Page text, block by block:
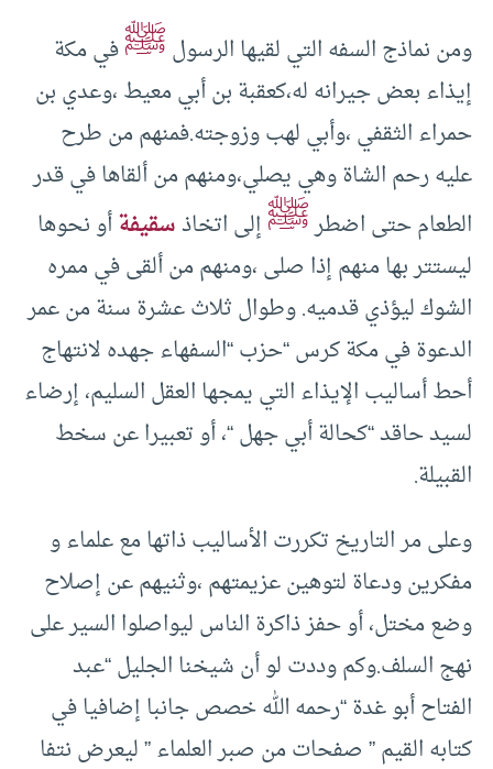
ومن نماذج السفه التي لقيها الرسولﷺفي مكة
إيذاء بعض جيرانه له،كعقبة بن أبي معيط ،وعدي بن
حمراء الثقفي ،وأبي لهب وزوجته.فمنهم من طرح
عليه رحم الشاة وهي يصلي،ومنهم من ألقاها في قدر
الطعام حتى اضطرﷺإلى اتخاذسقيفةأو نحوها
ليستتر بها منهم إذا صلى ،ومنهم من ألقى في ممره
الشوك ليؤذي قدميه. وطوال ثلاث عشرة سنة من عمر
الدعوة في مكة كرس “حزب “السفهاء جهده لانتهاج
أحط أساليب الإيذاء التي يمجها العقل السليم، إرضاء
لسيد حاقد “كحالة أبي جهل “، أو تعبيرا عن سخط
القبيلة.
وعلى مر التاريخ تكررت الأساليب ذاتها مع علماء و
مفكرين ودعاة لتوهين عزيمتهم ،وثنيهم عن إصلاح
وضع مختل، أو حفز ذاكرة الناس ليواصلوا السير على
نهج السلف.وكم وددت لو أن شيخنا الجليل “عبد
الفتاح أبو غدة “رحمه الله خصص جانبا إضافيا في
كتابه القيم ” صفحات من صبر العلماء ” ليعرض نتفا